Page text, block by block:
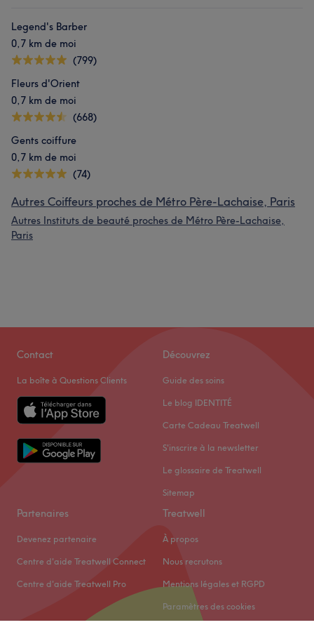
Legend's Barber
0,7 km de moi
(799)
Fleurs d'Orient
0,7 km de moi
(668)
Gents coiffure
0,7 km de moi
(74)
Autres Coiffeurs proches de Métro Père-Lachaise, Paris
Autres Instituts de beauté proches de Métro Père-Lachaise,
Paris
Contact
La boîte à Questions Clients
Découvrez
Guide des soins
Le blog IDENTITÉ
Carte Cadeau Treatwell
S'inscrire à la newsletter
Le glossaire de Treatwell
Sitemap
Partenaires
Devenez partenaire
Centre d'aide Treatwell Connect
Centre d'aide Treatwell Pro
Treatwell
À propos
Nous recrutons
Mentions légales et RGPD
Paramètres des cookies